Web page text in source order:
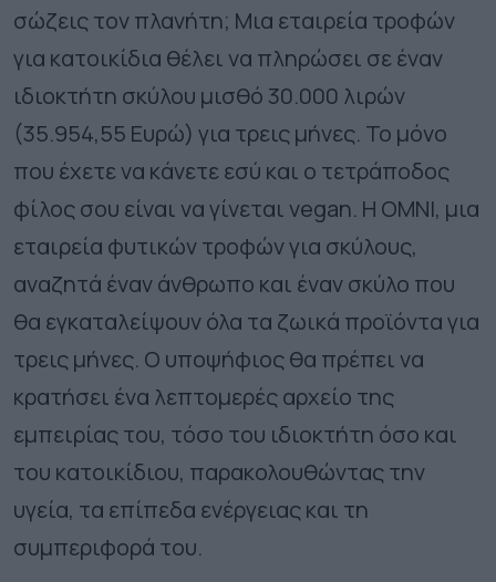
σώζεις τον πλανήτη; Μια εταιρεία τροφών
για κατοικίδια θέλει να πληρώσει σε έναν
ιδιοκτήτη σκύλου μισθό 30.000 λιρών
(35.954,55 Ευρώ) για τρεις μήνες. Το μόνο
που έχετε να κάνετε εσύ και ο τετράποδος
φίλος σου είναι να γίνεται vegan. Η OMNI, μια
εταιρεία φυτικών τροφών για σκύλους,
αναζητά έναν άνθρωπο και έναν σκύλο που
θα εγκαταλείψουν όλα τα ζωικά προϊόντα για
τρεις μήνες. Ο υποψήφιος θα πρέπει να
κρατήσει ένα λεπτομερές αρχείο της
εμπειρίας του, τόσο του ιδιοκτήτη όσο και
του κατοικίδιου, παρακολουθώντας την
υγεία, τα επίπεδα ενέργειας και τη
συμπεριφορά του.